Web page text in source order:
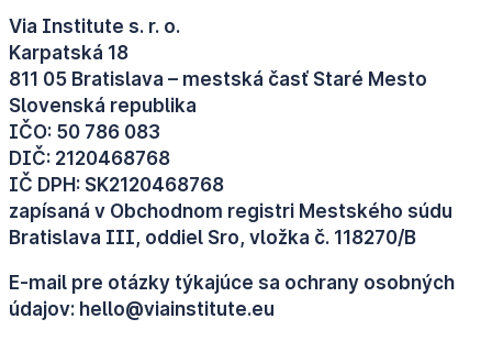
Via Institute s. r. o.
Karpatská 18
811 05 Bratislava – mestská časť Staré Mesto
Slovenská republika
IČO: 50 786 083
DIČ: 2120468768
IČ DPH: SK2120468768
zapísaná v Obchodnom registri Mestského súdu
Bratislava III, oddiel Sro, vložka č. 118270/B
E-mail pre otázky týkajúce sa ochrany osobných
údajov: hello@viainstitute.eu